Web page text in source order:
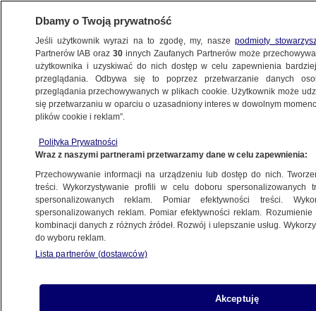
NAJNOWSZE
Komisję Europejską do przekazania
Ukrainie 9 miliardów euro
9.09.2022, 16:08
Udostępnij
Dbamy o Twoją prywatność
Jeśli użytkownik wyrazi na to zgodę, my, naszepodmioty
Partnerów IAB oraz30 innych Zaufanych Partnerów może
użytkownika i uzyskiwać do nich dostęp w celu zapewnienia
przeglądania. Odbywa się to poprzez przetwarzanie danych
przeglądania przechowywanych w plikach cookie. Użytkownik może
się przetwarzaniu w oparciu o uzasadniony interes w dowolnym
plików cookie i reklam”.
Polityka Prywatności
Wraz z naszymi partnerami przetwarzamy dane w celu zapewnienia:
Przechowywanie informacji na urządzeniu lub dostęp do nich.
treści. Wykorzystywanie profili w celu doboru spersonalizowanych
spersonalizowanych reklam. Pomiar efektywności treści.
spersonalizowanych reklam. Pomiar efektywności reklam.
kombinacji danych z różnych źródeł. Rozwój i ulepszanie usług.
do wyboru reklam.
Lista partnerów (dostawców)
Akceptuję